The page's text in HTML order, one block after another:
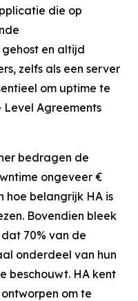
die op
en altijd
zelfs als een server
om uptime te
Level Agreements
bedragen de
ongeveer €
hoe belangrijk HA is
Bovendien bleek
70% van de
onderdeel van hun
beschouwt. HA kent
om te